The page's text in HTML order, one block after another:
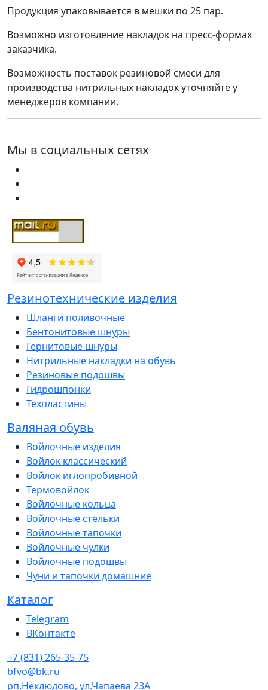
Продукция упаковывается в мешки по 25 пар.
Возможно изготовление накладок на пресс-формах
заказчика.
Возможность поставок резиновой смеси для
производства нитрильных накладок уточняйте у
менеджеров компании.
Мы в социальных сетях
Резинотехнические изделия
Шланги поливочные
Бентонитовые шнуры
Гернитовые шнуры
Нитрильные накладки на обувь
Резиновые подошвы
Гидрошпонки
Техпластины
Валяная обувь
Войлочные изделия
Войлок классический
Войлок иглопробивной
Термовойлок
Войлочные кольца
Войлочные стельки
Войлочные тапочки
Войлочные чулки
Войлочные подошвы
Чуни и тапочки домашние
Каталог
Telegram
ВКонтакте
+7 (831) 265-35-75
bfvo@bk.ru
рп.Неклюдово, ул.Чапаева 23А